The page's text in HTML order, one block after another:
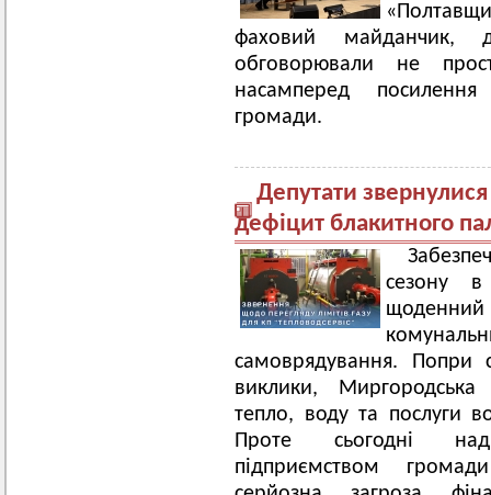
фаховий майданчик,
обговорювали не
насамперед
громади.
Депутати
дефіцит блакитного
сезону
самоврядування. Попри
виклики,
тепло, воду та послуги
Проте сьогодні
підприємством